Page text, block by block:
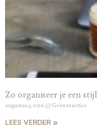
Zo organiseer je een
augustus 3, 2026 Geen reacties
LEES VERDER »